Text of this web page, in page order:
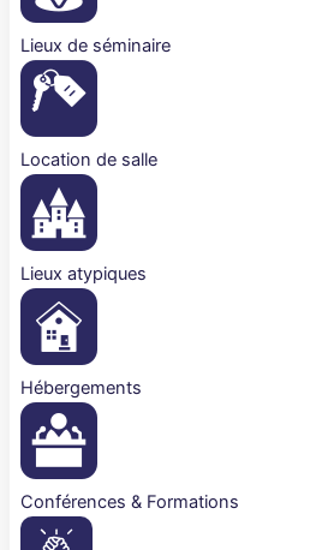
Lieux de séminaire
Location de salle
Lieux atypiques
Hébergements
Conférences & Formations